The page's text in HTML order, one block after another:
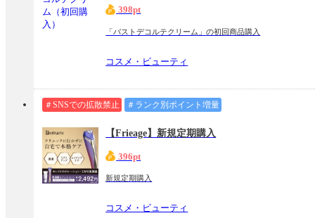
398pt
「バストデコルテクリーム」の初回商品購入
コスメ・ビューティ
＃SNSでの拡散禁止 ＃ランク別ポイント増量
【Frieage】新規定期購入
396pt
新規定期購入
コスメ・ビューティ